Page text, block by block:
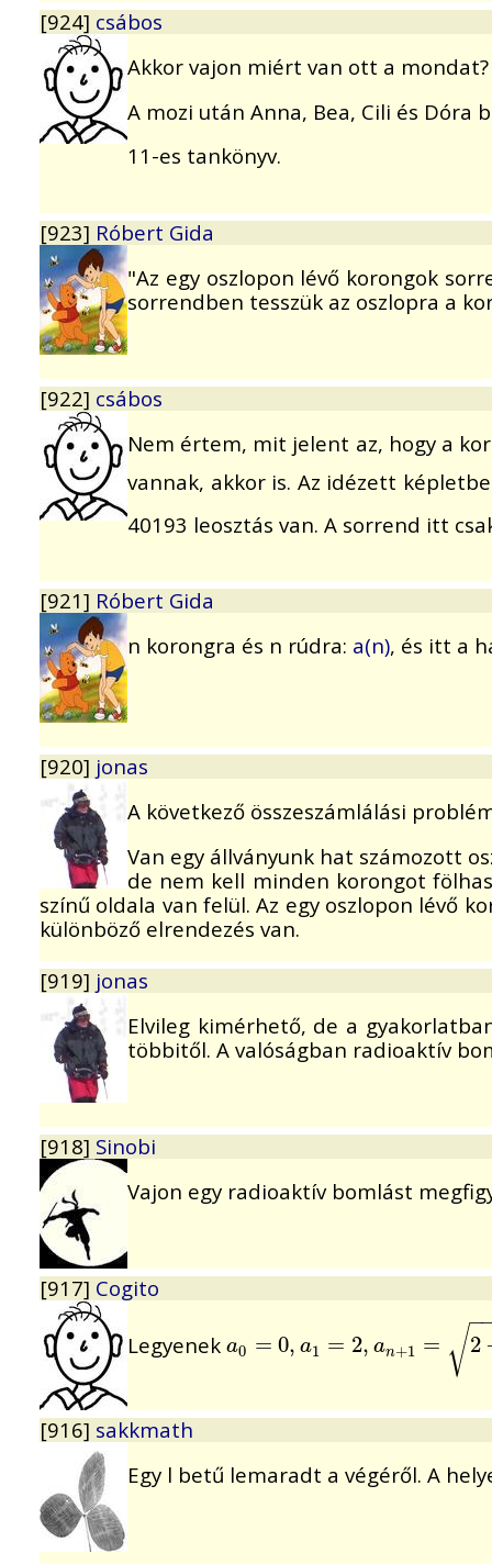
[924] csábos
Akkor vajon miért van ott a
A mozi után Anna, Bea, Cili és Dóra
11-es tankönyv.
[923] Róbert Gida
"Az egy oszlopon lévő korongok
sorrendben tesszük az oszlopra a
[922] csábos
Nem értem, mit jelent az, hogy a
vannak, akkor is. Az idézett
40193 leosztás van. A sorrend itt
[921] Róbert Gida
n korongra és n rúdra: a(n), és itt a
[920] jonas
A következő összeszámlálási
Van egy állványunk hat számozott
de nem kell minden korongot
színű oldala van felül. Az egy oszlopon lévő
különböző elrendezés van.
[919] jonas
Elvileg kimérhető, de a
többitől. A valóságban radioaktív
[918] Sinobi
Vajon egy radioaktív bomlást
[917] Cogito
Legyenek a0 = 0, a1 = 2, an+1 = 2
−
√
a0 =0 ,a1=2 ,a n+ 1=2− an − 1a
[916] sakkmath
Egy l betű lemaradt a végéről. A